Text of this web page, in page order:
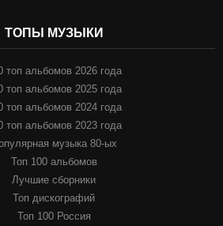
ТОПЫ МУЗЫКИ
топ альбомов 2026 года
топ альбомов 2025 года
топ альбомов 2024 года
топ альбомов 2023 года
музыка 80-ых
Топ 100 альбомов
Лучшие сборники
Топ дискографий
Топ 100 Россия